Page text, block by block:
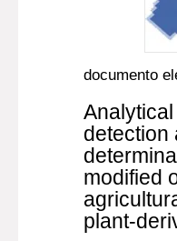
documento
detection
modified
plant-